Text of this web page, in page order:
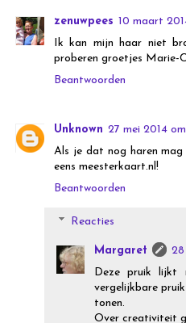
zenuwpees 10 maart
Ik kan mijn haar niet
proberen groetjes Marie-
Beantwoorden
Unknown 27 mei 2014
Als je dat nog haren
eens meesterkaart.nl!
Beantwoorden
Reacties
Margaret
28
Deze pruik lijkt
vergelijkbare
tonen.
Over creativiteit